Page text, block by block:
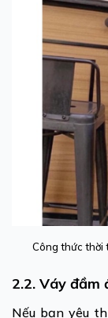
Công thức thời
2.2. Váy đầm
Nếu bạn yêu